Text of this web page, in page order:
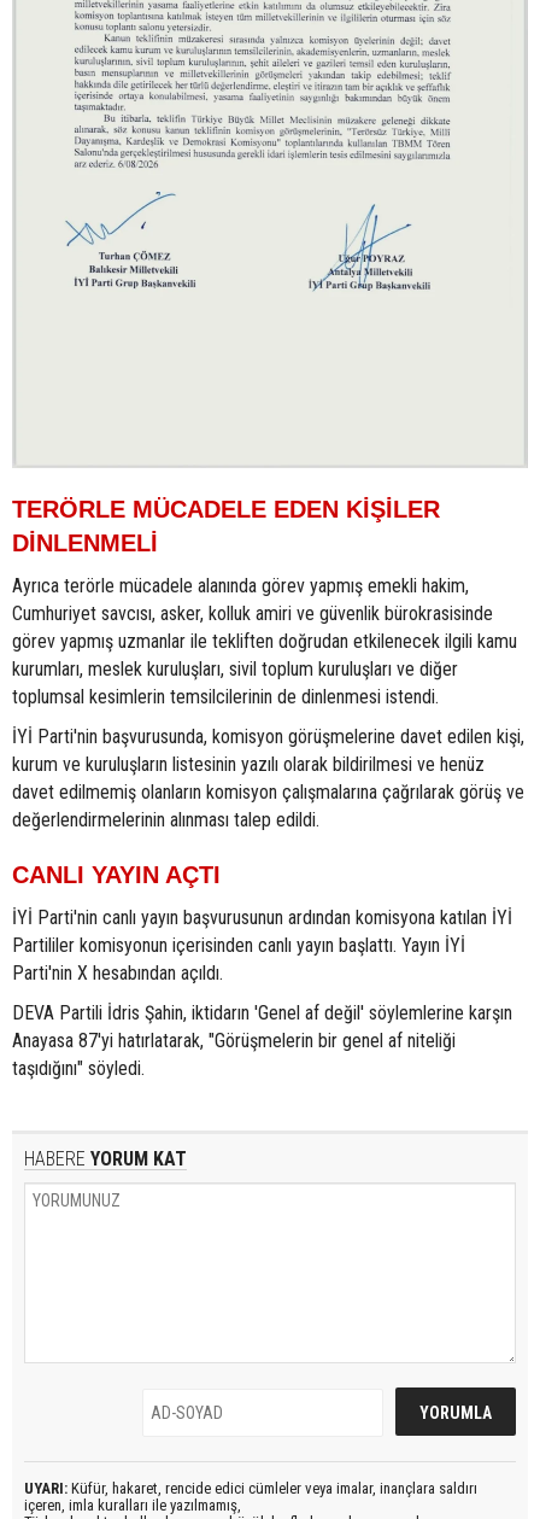
TERÖRLE MÜCADELE EDEN KİŞİLER
DİNLENMELİ
Ayrıca terörle mücadele alanında görev yapmış emekli hakim,
Cumhuriyet savcısı, asker, kolluk amiri ve güvenlik bürokrasisinde
görev yapmış uzmanlar ile tekliften doğrudan etkilenecek ilgili kamu
kurumları, meslek kuruluşları, sivil toplum kuruluşları ve diğer
toplumsal kesimlerin temsilcilerinin de dinlenmesi istendi.
İYİ Parti'nin başvurusunda, komisyon görüşmelerine davet edilen kişi,
kurum ve kuruluşların listesinin yazılı olarak bildirilmesi ve henüz
davet edilmemiş olanların komisyon çalışmalarına çağrılarak görüş ve
değerlendirmelerinin alınması talep edildi.
CANLI YAYIN AÇTI
İYİ Parti'nin canlı yayın başvurusunun ardından komisyona katılan İYİ
Partililer komisyonun içerisinden canlı yayın başlattı. Yayın İYİ
Parti'nin X hesabından açıldı.
DEVA Partili İdris Şahin, iktidarın 'Genel af değil' söylemlerine karşın
Anayasa 87'yi hatırlatarak, "Görüşmelerin bir genel af niteliği
taşıdığını" söyledi.
HABERE YORUM KAT
UYARI: Küfür, hakaret, rencide edici cümleler veya imalar, inançlara saldırı
içeren, imla kuralları ile yazılmamış,